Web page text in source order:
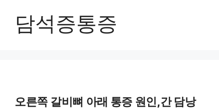
담석증통증
오른쪽 갈비뼈 아래 통증 원인,간 담낭